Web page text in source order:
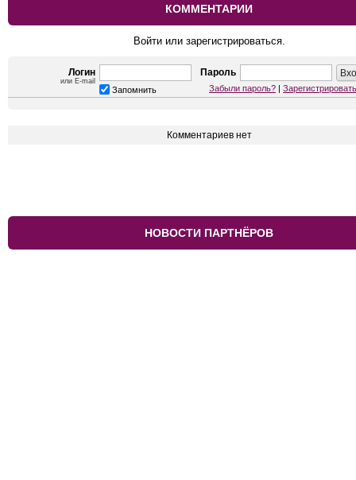
КОММЕНТАРИИ
Войти или зарегистрироваться.
Логин
или E-mail
Пароль
Запомнить Забыли пароль? |
Комментариев нет
НОВОСТИ ПАРТНЁРОВ